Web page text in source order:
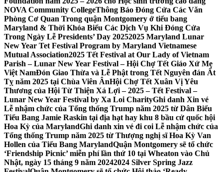
NOVA Community CollegeThông Báo Đóng Cửa Các Văn
Phòng Cơ Quan Trong quận Montgomery ở tiểu bang
Maryland & Thời Khóa Biểu Các Dịch Vụ Khi Đóng Cửa
Trong Ngày Lễ Presidents’ Day 20252025 Maryland Lunar
New Year Tet Festival Program by Maryland Vietnamese
Mutual Association2025 Tết Festival at Our Lady of Vietnam
Parish – Lunar New Year Festival – Hội Chợ Tết Giáo Xứ Mẹ
Việt NamĐón Giao Thừa và Lễ Phật trong Tết Nguyên đán Ất
Tỵ năm 2025 tại Chùa Viên ÂnHội Chợ Tết Xuân Vị Yêu
Thương của Hội Từ Thiện Xá Lợi – 2025 – Tết Festival –
Lunar New Year Festival by Xa Loi CharityGhi danh Xin vé
Lễ nhậm chức của Tổng thống Trump năm 2025 từ Dân Biểu
Tiểu Bang Jamie Raskin tại địa hạt hay khu 8 bầu cử quốc hội
Hoa Kỳ của MarylandGhi danh xin vé đi coi Lễ nhậm chức của
Tổng thống Trump năm 2025 từ Thượng nghị sĩ Hoa Kỳ Van
Hollen của Tiểu Bang MarylandQuận Montgomery sẽ tổ chức
‘Friendship Picnic’ miễn phí lần thứ 10 tại Wheaton vào Chủ
Nhật, ngày 15 tháng 9 năm 20242024 Silver Spring Jazz